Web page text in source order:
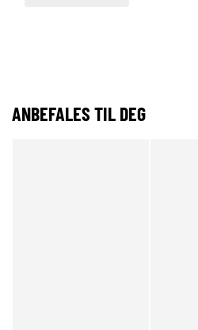
ANBEFALES TIL DEG